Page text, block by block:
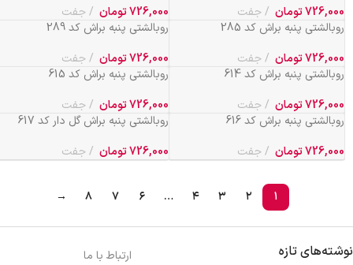
726,000تومان جفت
726,000تومان
جفت
روبالشتی پنبه براش کد 285
726,000تومان جفت
روبالشتی پنبه براش کد 289
726,000تومان
جفت
روبالشتی پنبه براش کد 614
726,000تومان جفت
روبالشتی پنبه براش کد 615
726,000تومان
جفت
روبالشتی پنبه براش کد 616
726,000تومان جفت
روبالشتی پنبه براش گل دار کد 617
726,000تومان جفت
۱ ۲ ۳ ۴ … ۶ ۷ ۸ →
نوشته‌های تازه
ارتباط با ما